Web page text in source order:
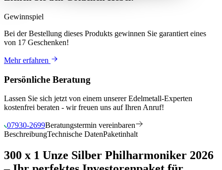
Gewinnspiel
Bei der Bestellung dieses Produkts gewinnen Sie garantiert eines
von 17 Geschenken!
Mehr erfahren
Persönliche Beratung
Lassen Sie sich jetzt von einem unserer Edelmetall-Experten
kostenfrei beraten - wir freuen uns auf Ihren Anruf!
07930-2699Beratungstermin vereinbaren
BeschreibungTechnische DatenPaketinhalt
300 x 1 Unze Silber Philharmoniker 2026